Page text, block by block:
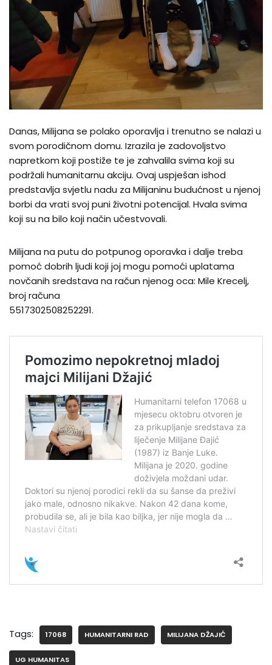
Danas, Milijana se polako oporavlja i trenutno se nalazi u
svom porodičnom domu. Izrazila je zadovoljstvo
napretkom koji postiže te je zahvalila svima koji su
podržali humanitarnu akciju. Ovaj uspješan ishod
predstavlja svjetlu nadu za Milijaninu budućnost u njenoj
borbi da vrati svoj puni životni potencijal. Hvala svima
koji su na bilo koji način učestvovali.
Milijana na putu do potpunog oporavka i dalje treba
pomoć dobrih ljudi koji joj mogu pomoći uplatama
novčanih sredstava na račun njenog oca: Mile Krecelj,
broj računa
5517302508252291.
Tags: 17068 HUMANITARNI RAD MILIJANA DŽAJIĆ
UG HUMANITAS